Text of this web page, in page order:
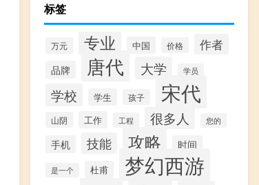
标签
万元 专业 中国 价格 作者
品牌 唐代 大学 学员
学校 学生 孩子 宋代
山阴 工作 工程 很多人 您的
手机 技能 攻略 时间
是一个 杜甫 梦幻西游